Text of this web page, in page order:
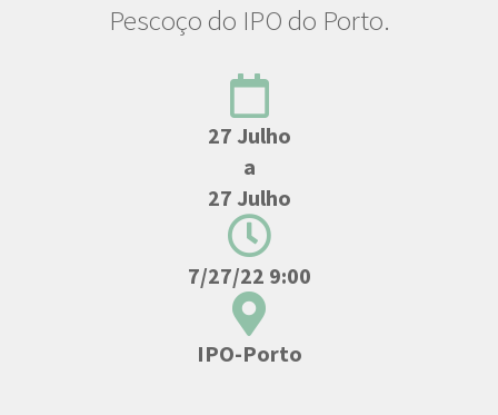
Pescoço do IPO do Porto.
27 Julho
a
27 Julho
7/27/22 9:00
IPO-Porto